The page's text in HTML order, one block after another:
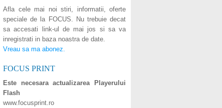
Afla cele mai noi stiri, informatii, oferte
speciale de la FOCUS. Nu trebuie decat
sa accesati link-ul de mai jos si sa va
inregistrati in baza noastra de date.
Vreau sa ma abonez.
FOCUS PRINT
Este necesara actualizarea Playerului
Flash
www.focusprint.ro